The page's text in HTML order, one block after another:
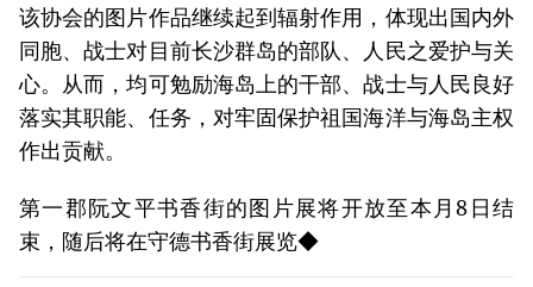
该协会的图片作品继续起到辐射作用，体现出国内外
同胞、战士对目前长沙群岛的部队、人民之爱护与关
心。从而，均可勉励海岛上的干部、战士与人民良好
落实其职能、任务，对牢固保护祖国海洋与海岛主权
作出贡献。
第一郡阮文平书香街的图片展将开放至本月8日结
束，随后将在守德书香街展览◆